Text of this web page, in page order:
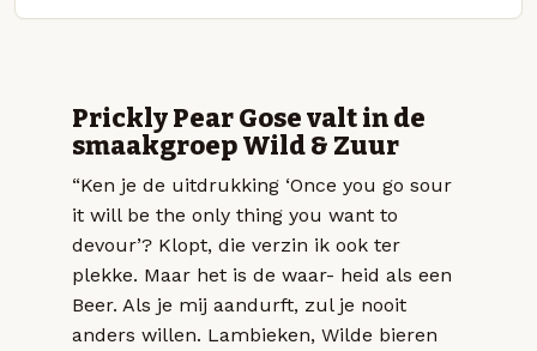
Prickly Pear Gose valt in de
smaakgroep Wild & Zuur
“Ken je de uitdrukking ‘Once you go sour
it will be the only thing you want to
devour’? Klopt, die verzin ik ook ter
plekke. Maar het is de waar- heid als een
Beer. Als je mij aandurft, zul je nooit
anders willen. Lambieken, Wilde bieren